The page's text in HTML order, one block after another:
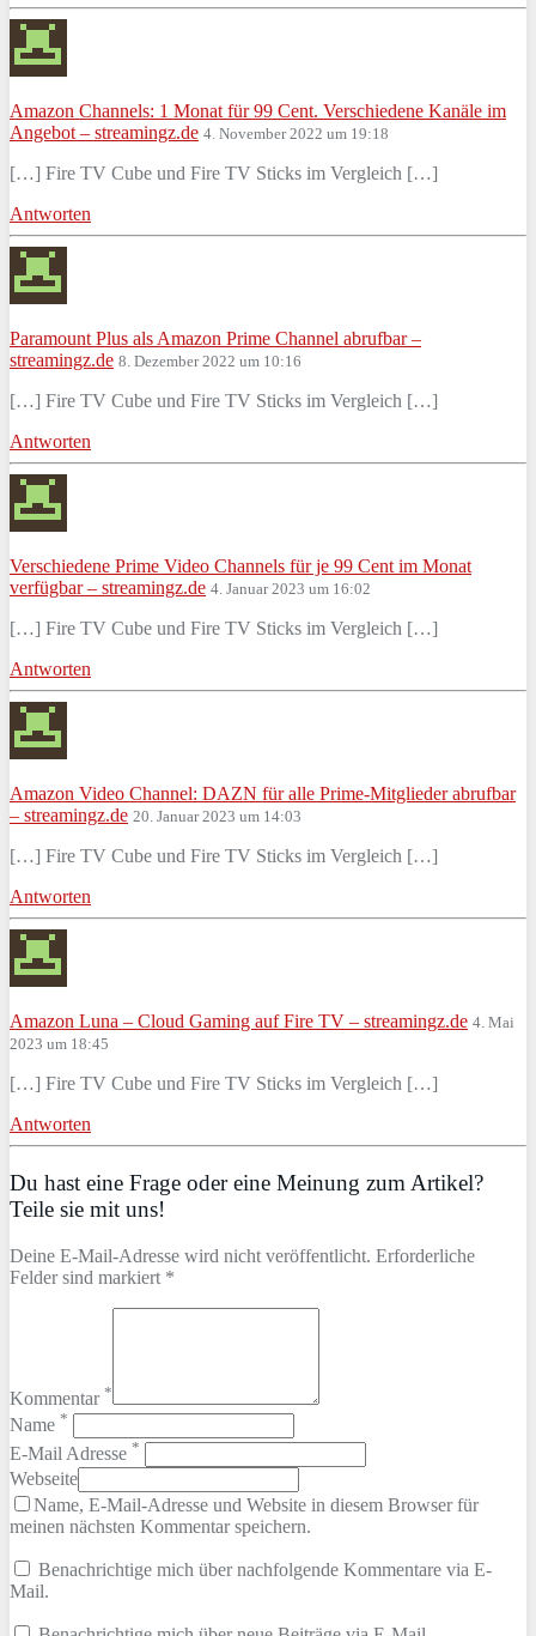
Amazon Channels: 1 Monat für 99 Cent. Verschiedene Kanäle im
Angebot – streamingz.de 4. November 2022 um 19:18
[…] Fire TV Cube und Fire TV Sticks im Vergleich […]
Antworten
Paramount Plus als Amazon Prime Channel abrufbar –
streamingz.de 8. Dezember 2022 um 10:16
[…] Fire TV Cube und Fire TV Sticks im Vergleich […]
Antworten
Verschiedene Prime Video Channels für je 99 Cent im Monat
verfügbar – streamingz.de 4. Januar 2023 um 16:02
[…] Fire TV Cube und Fire TV Sticks im Vergleich […]
Antworten
Amazon Video Channel: DAZN für alle Prime-Mitglieder abrufbar
– streamingz.de 20. Januar 2023 um 14:03
[…] Fire TV Cube und Fire TV Sticks im Vergleich […]
Antworten
Amazon Luna – Cloud Gaming auf Fire TV – streamingz.de 4. Mai
2023 um 18:45
[…] Fire TV Cube und Fire TV Sticks im Vergleich […]
Antworten
Du hast eine Frage oder eine Meinung zum Artikel?
Teile sie mit uns!
Deine E-Mail-Adresse wird nicht veröffentlicht. Erforderliche
Felder sind markiert *
Kommentar *
Name *
E-Mail Adresse *
Webseite
Name, E-Mail-Adresse und Website in diesem Browser für
meinen nächsten Kommentar speichern.
Benachrichtige mich über nachfolgende Kommentare via E-
Mail.